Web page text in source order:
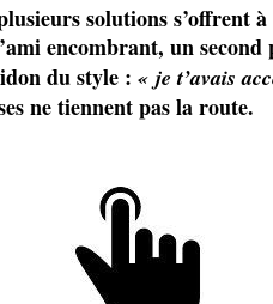
solutions s’offrent
encombrant, un
du style : « je t’avais
ne tiennent pas la route.